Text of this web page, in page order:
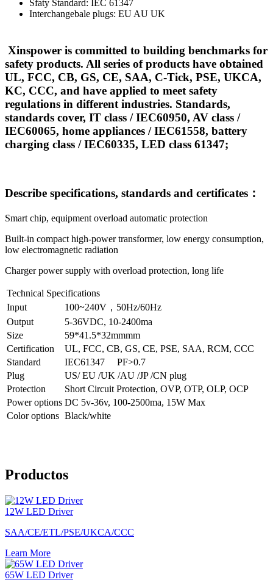
Sfaty Standard: IEC 61347
Interchangebale plugs: EU AU UK
Xinspower is committed to building benchmarks for
safety products. All series of products have obtained
UL, FCC, CB, GS, CE, SAA, C-Tick, PSE, UKCA,
KC, CCC, and have applied to meet safety
regulations in different industries. Standards,
standards cover, IT class / IEC60950, AV class /
IEC60065, home appliances / IEC61558, battery
charging class / IEC60335, LED class 61347;
Describe specifications, standards and certificates：
Smart chip, equipment overload automatic protection
Built-in compact high-power transformer, low energy consumption,
low electromagnetic radiation
Charger power supply with overload protection, long life
Technical Specifications
Input
100~240V，50Hz/60Hz
Output
5-36VDC, 10-2400ma
Size
59*41.5*32mmmm
Certification
UL, FCC, CB, GS, CE, PSE, SAA, RCM, CCC
Standard
IEC61347 PF>0.7
Plug
US/ EU /UK /AU /JP /CN plug
Protection
Short Circuit Protection, OVP, OTP, OLP, OCP
Power options DC 5v-36v, 100-2500ma, 15W Max
Color options Black/white
Productos
12W LED Driver
SAA/CE/ETL/PSE/UKCA/CCC
Learn More
65W LED Driver